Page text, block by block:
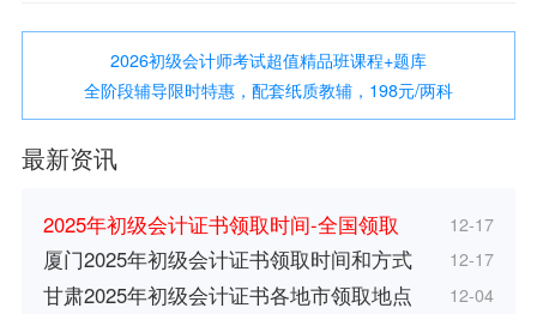
2026初级会计师考试超值精品班课程+题库
全阶段辅导限时特惠，配套纸质教辅，198元/两科
最新资讯
2025年初级会计证书领取时间-全国领取 12-17
厦门2025年初级会计证书领取时间和方式 12-17
甘肃2025年初级会计证书各地市领取地点 12-04